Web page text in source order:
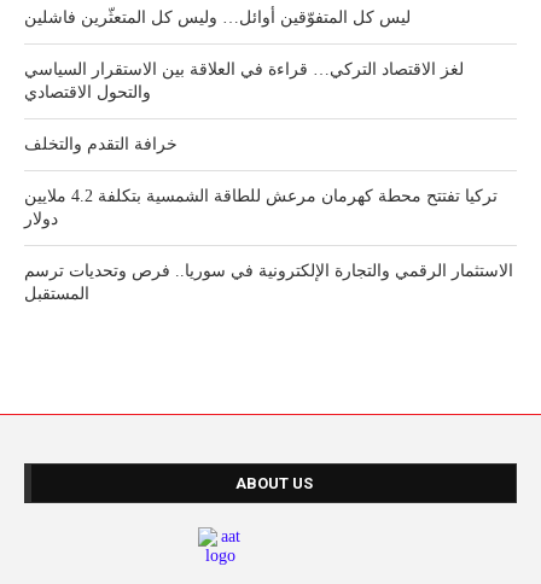
ليس كل المتفوّقين أوائل… وليس كل المتعثّرين فاشلين
لغز الاقتصاد التركي… قراءة في العلاقة بين الاستقرار السياسي
والتحول الاقتصادي
خرافة التقدم والتخلف
تركيا تفتتح محطة كهرمان مرعش للطاقة الشمسية بتكلفة 4.2 ملايين
دولار
الاستثمار الرقمي والتجارة الإلكترونية في سوريا.. فرص وتحديات ترسم
المستقبل
ABOUT US